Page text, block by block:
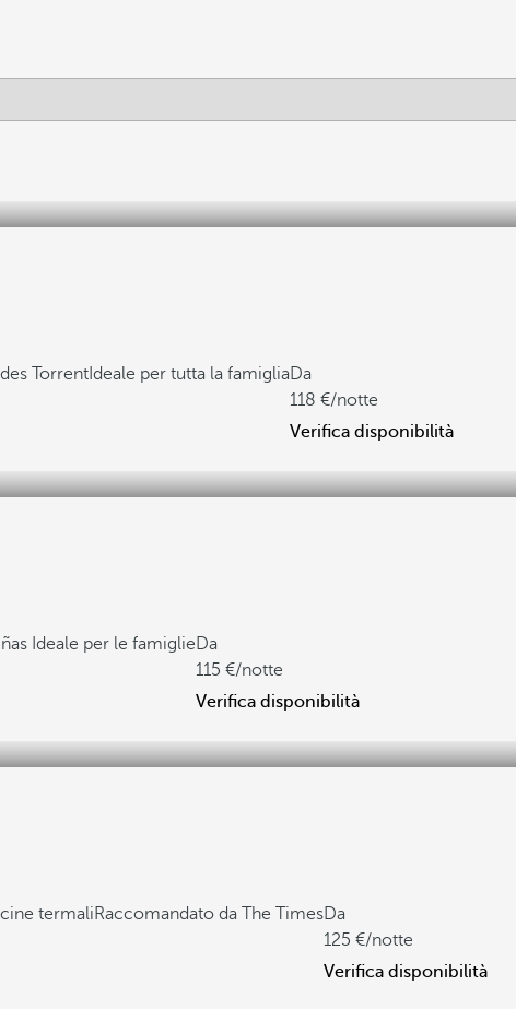
Torrent Ideale per tutta la famigliaDa
118
/notte
Verifica disponibilità
Ideale per le famiglieDa
115
/notte
Verifica disponibilità
termaliRaccomandato da The TimesDa
125
/notte
Verifica disponibilità